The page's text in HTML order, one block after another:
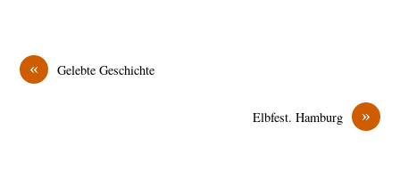
« Gelebte Geschichte
»
Elbfest. Hamburg